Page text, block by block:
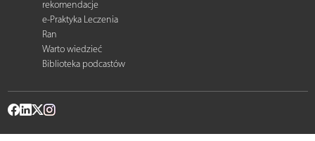
rekomendacje
e-Praktyka Leczenia
Ran
Warto wiedzieć
Biblioteka podcastów